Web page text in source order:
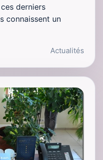
derniers
connaissent un
Actualités